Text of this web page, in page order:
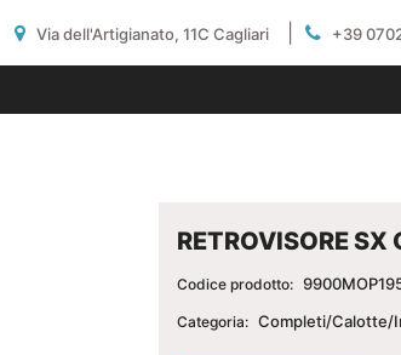
Via dell'Artigianato, 11C Cagliari +39
RETROVISORE
Codice prodotto:
Categoria: Completi/Calotte/